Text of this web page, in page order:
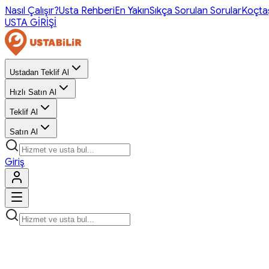
Nasıl Çalışır?Usta RehberiEn YakınSıkça Sorulan Sorular
USTA GİRİŞİ
Ustadan Teklif Al
Hızlı Satın Al
Teklif Al
Satın Al
Giriş